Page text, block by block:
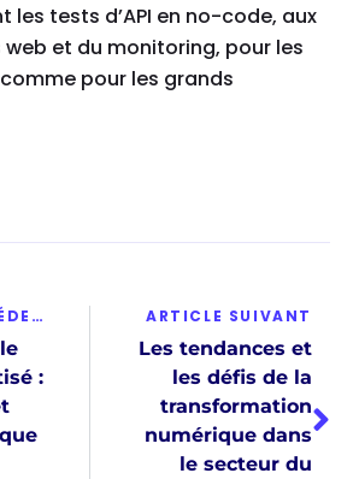
les tests d’API en no-code, aux
et du monitoring, pour les
pour les grands
ARTICLE PRÉCÉDENT
:
ARTICLE SUIVANT
Les tendances et
les défis de la
transformation
numérique dans
le secteur du